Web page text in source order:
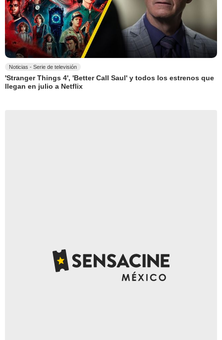
Noticias - Serie de televisión
'Stranger Things 4', 'Better Call Saul' y todos los estrenos que
llegan en julio a Netflix